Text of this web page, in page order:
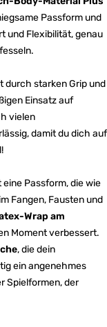
Passform und
und Flexibilität, genau
durch starken Grip und
Einsatz auf
vielen
damit du dich auf
Passform, die wie
Fangen, Fausten und
Wrap am
Moment verbessert.
, die dein
ein angenehmes
Spielformen, der